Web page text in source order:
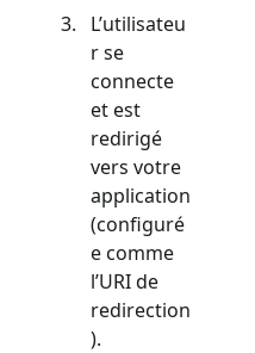
L’utilisateu
r se
connecte
et est
redirigé
vers votre
application
(configuré
e comme
l’URI de
redirection
).